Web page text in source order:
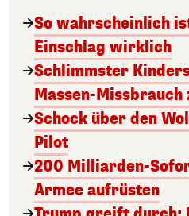
So wahrscheinlich
Einschlag wirklich
Schlimmster
Massen-Missbrauch
Schock über den
Pilot
200 Milliarden-
Armee aufrüsten